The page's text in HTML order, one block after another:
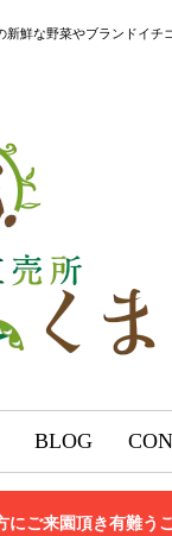
鮮な野菜やブランドイチ
BLOG
ご来園頂き有難う